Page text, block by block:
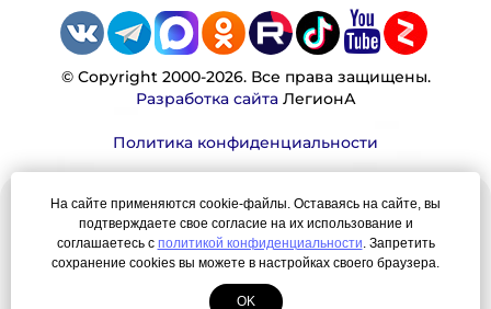
© Copyright 2000-2026. Все права защищены.
Разработка сайтаЛегионА
Политика конфиденциальности
Наша миссия:
Мы — честно, много, давно продаем вещи,
которые Вы ищете. Для нас главная ценность —
На сайте применяются cookie-файлы. Оставаясь на сайте, вы
подтверждаете свое согласие на их использование и
соглашаетесь с политикой конфиденциальности. Запретить
сохранение cookies вы можете в настройках своего браузера.
OK